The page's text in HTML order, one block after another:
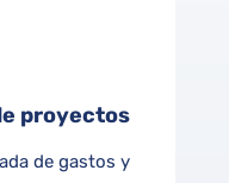
proyectos
de gastos y